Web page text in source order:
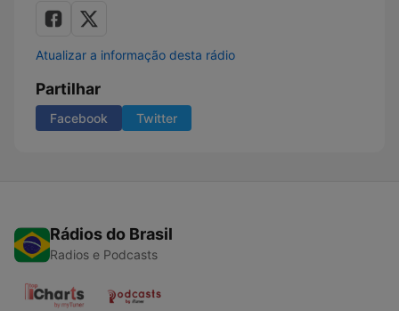
Atualizar a informação desta rádio
Partilhar
Facebook Twitter
Rádios do Brasil
Radios e Podcasts